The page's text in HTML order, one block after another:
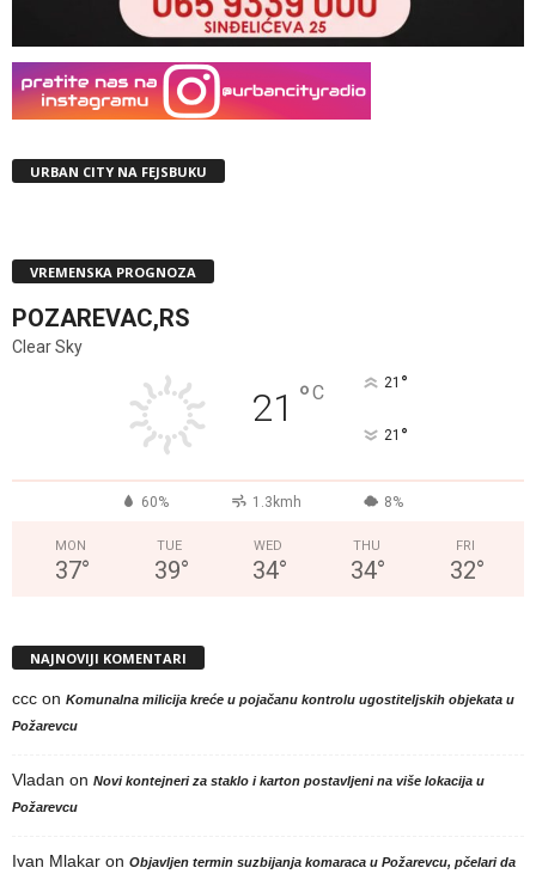
URBAN CITY NA FEJSBUKU
VREMENSKA PROGNOZA
POZAREVAC,RS
Clear Sky
21 °C 21 °
21 °
60% 1.3kmh 8%
MON
37°
TUE
39°
WED
34°
THU
34°
FRI
32°
NAJNOVIJI KOMENTARI
ccc on Komunalna milicija kreće u pojačanu kontrolu ugostiteljskih objekata u
Požarevcu
Vladan on Novi kontejneri za staklo i karton postavljeni na više lokacija u
Požarevcu
Ivan Mlakar on Objavljen termin suzbijanja komaraca u Požarevcu, pčelari da